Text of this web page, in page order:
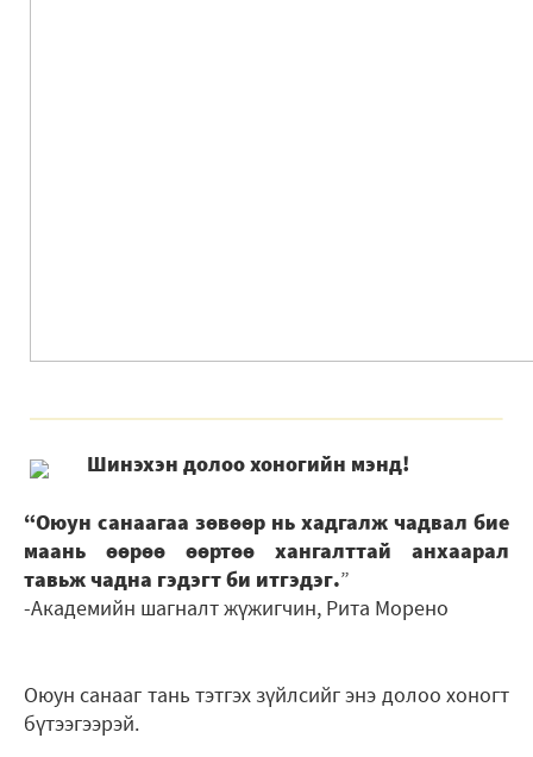
Шинэхэн долоо хоногийн мэнд!
“Оюун санаагаа зөвөөр нь хадгалж чадвал бие
маань өөрөө өөртөө хангалттай анхаарал
тавьж чадна гэдэгт би итгэдэг.”
-Академийн шагналт жүжигчин, Рита Морено
Оюун санааг тань тэтгэх зүйлсийг энэ долоо хоногт
бүтээгээрэй.